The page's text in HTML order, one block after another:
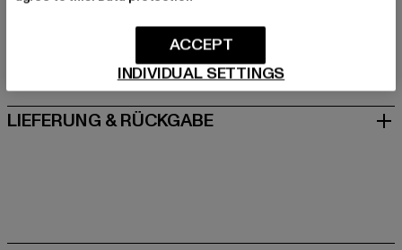
GRÖSSE & PASSFORM
PFLEGEHINWEISE
LIEFERUNG & RÜCKGABE
INDIVIDUAL SETTINGS
ACCEPT